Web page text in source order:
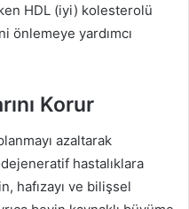
HDL (iyi) kolesterolü
önlemeye yardımcı
Korur
azaltarak
hastalıklara
hafızayı ve bilişsel